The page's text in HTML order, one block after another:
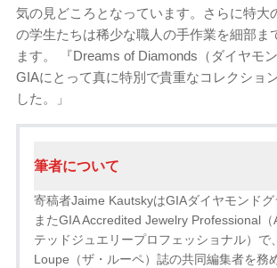
気の見どころとなっています。さらに特大
の学生たちは稀少な職人の手作業を細部ま
ます。 『Dreams of Diamonds（ダイヤモ
GIAにとって真に特別で貴重なコレクショ
した。」
筆者について
寄稿者Jaime KautskyはGIAダイヤモンドグ
またGIA Accredited Jewelry Professional（
テッドジュエリープロフェッショナル）で
Loupe（ザ・ルーペ）誌の共同編集者を務